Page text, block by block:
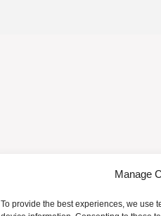
Manage
To provide the best experiences, we use